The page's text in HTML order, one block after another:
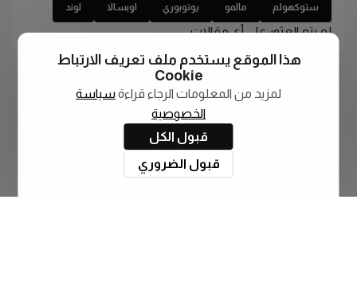
ستوكهولم مالمو يوتوبوري اوبسالا لوند
لم يتم العثور على أي مقالات
هذا الموقع يستخدم ملف تعريف الارتباط
Cookie
لمزيد من المعلومات الرجاء قراءة سياسة
الخصوصية
قبول الكل
قبول الضروري